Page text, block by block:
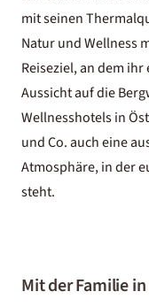
mit seinen
Natur und Wellness
Reiseziel, an dem
Aussicht auf die
Wellnesshotels in
und Co. auch eine
Atmosphäre, in der
steht.
Mit der Familie